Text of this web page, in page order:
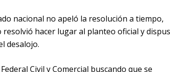
nacional no apeló la resolución a tiempo,
hacer lugar al planteo oficial y
desalojo.
Civil y Comercial buscando que se